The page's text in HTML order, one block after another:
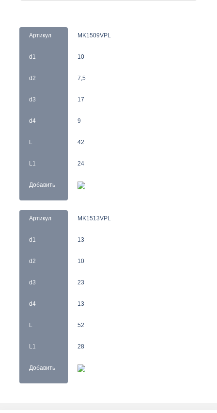
Артикул
d1
d2
d3
d4
L
L1
Добавить
MK1509VPL
10
7,5
17
9
42
24
Артикул
d1
d2
d3
d4
L
L1
Добавить
MK1513VPL
13
10
23
13
52
28